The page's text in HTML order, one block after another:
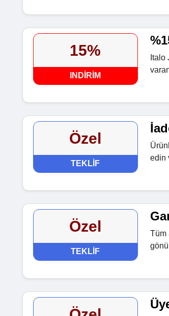
15%
INDIRIM
Özel
TEKLIF
edin
Özel
TEKLIF
Tüm